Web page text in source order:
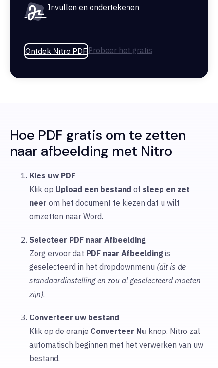
Invullen en ondertekenen
Ontdek Nitro PDF Probeer het gratis
Hoe PDF gratis om te zetten
naar afbeelding met Nitro
Kies uw PDF
Klik op Upload een bestand of sleep en zet
neer om het document te kiezen dat u wilt
omzetten naar Word.
Selecteer PDF naar Afbeelding
Zorg ervoor dat PDF naar Afbeelding is
geselecteerd in het dropdownmenu (dit is de
standaardinstelling en zou al geselecteerd moeten
zijn).
Converteer uw bestand
Klik op de oranje Converteer Nu knop. Nitro zal
automatisch beginnen met het verwerken van uw
bestand.